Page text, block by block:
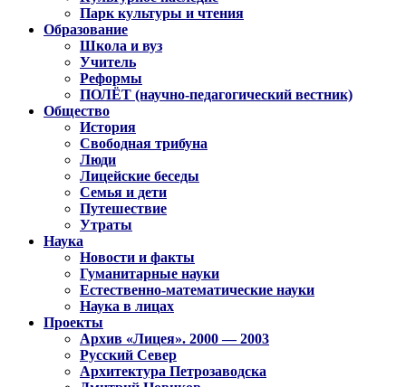
Парк культуры и чтения
Образование
Школа и вуз
Учитель
Реформы
ПОЛЁТ (научно-педагогический вестник)
Общество
История
Свободная трибуна
Люди
Лицейские беседы
Семья и дети
Путешествие
Утраты
Наука
Новости и факты
Гуманитарные науки
Естественно-математические науки
Наука в лицах
Проекты
Архив «Лицея». 2000 — 2003
Русский Север
Архитектура Петрозаводска